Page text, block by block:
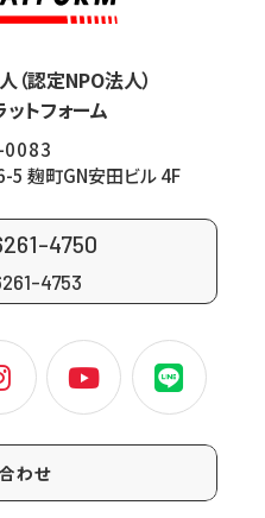
認定NPO法人）
ットフォーム
0083
麹町GN安田ビル 4F
4750
4753
わせ